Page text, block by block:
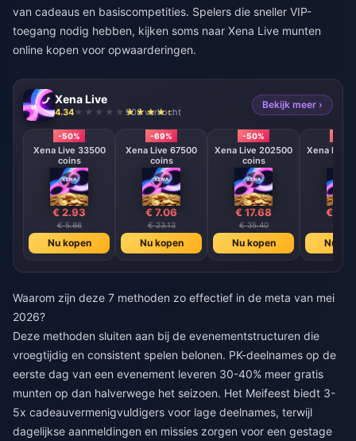
van cadeaus en basiscompetities. Spelers die sneller VIP-
toegang nodig hebben, kijken soms naar Xena Live munten
online kopen voor opwaarderingen.
Xena Live
4.34 908 verkocht
Bekijk meer ›
-50%
Xena Live 33500
coins
€ 2.93
€ 5.86
Nu kopen
-69%
Xena Live 67500
coins
€ 7.06
€ 23.13
Nu kopen
-50%
Xena Live 202500
coins
€ 17.68
€ 35.40
Nu kopen
Xena Live
€
€
Nu
Waarom zijn deze 7 methoden zo effectief in de meta van mei
2026?
Deze methoden sluiten aan bij de evenementstructuren die
vroegtijdig en consistent spelen belonen. PK-deelnames op de
eerste dag van een evenement leveren 30-40% meer gratis
munten op dan halverwege het seizoen. Het Meifeest biedt 3-
5x cadeauvermenigvuldigers voor lage deelnames, terwijl
dagelijkse aanmeldingen en missies zorgen voor een gestage